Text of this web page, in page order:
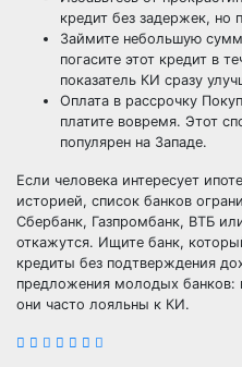
кредит без задержек, но
Займите небольшую
погасите этот кредит в
показатель КИ сразу
Оплата в рассрочку
платите вовремя. Этот
популярен на Западе.
Если человека интересует
историей, список банков
Сбербанк, Газпромбанк, ВТБ
откажутся. Ищите банк,
кредиты без подтверждения
предложения молодых банков:
они часто лояльны к КИ.